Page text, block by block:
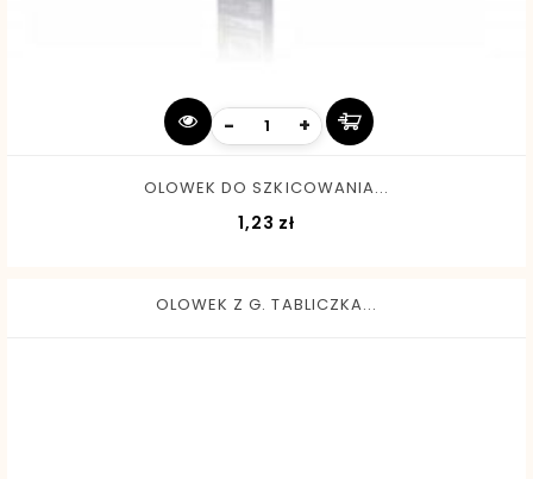
- +
OLOWEK DO SZKICOWANIA...
1,23 zł
OLOWEK Z G. TABLICZKA...